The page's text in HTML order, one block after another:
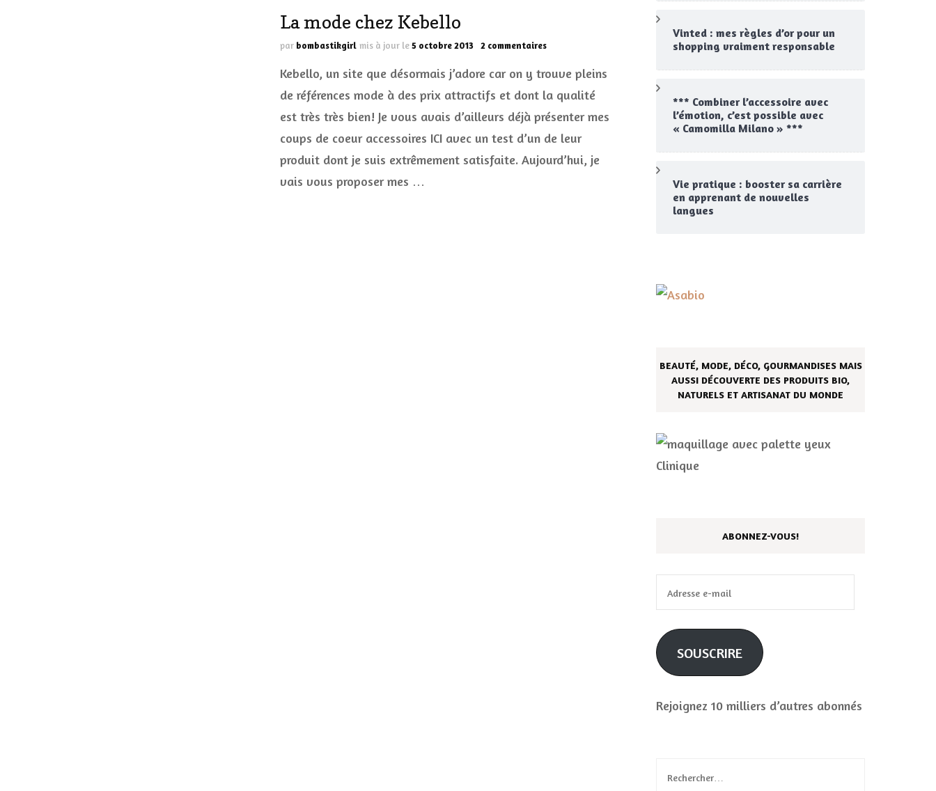
La mode chez Kebello
par bombastikgirl mis à jour le5 octobre 2013 2 commentairessur
mode
Kebello
Kebello, un site que désormais j’adore car on y trouve pleins
de références mode à des prix attractifs et dont la qualité
est très très bien! Je vous avais d’ailleurs déjà présenter mes
coups de coeur accessoires ICI avec un test d’un de leur
produit dont je suis extrêmement satisfaite. Aujourd’hui, je
vais vous proposer mes …
Vinted : mes règles d’or pour un
shopping vraiment responsable
*** Combiner l’accessoire avec
l’émotion, c’est possible avec
« Camomilla Milano » ***
Vie pratique : booster sa carrière
en apprenant de nouvelles
langues
BEAUTÉ, MODE, DÉCO, GOURMANDISES MAIS
AUSSI DÉCOUVERTE DES PRODUITS BIO,
NATURELS ET ARTISANAT DU MONDE
ABONNEZ-VOUS!
e-
mail
SOUSCRIRE
Rejoignez 10 milliers d’autres abonnés
Rechercher :